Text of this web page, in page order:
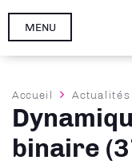
Aller
MENU
Fil
d'Ariane
Accueil Actualités
binaire